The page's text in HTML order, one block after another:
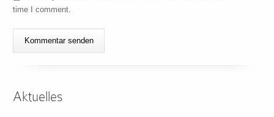
time I comment.
Aktuelles